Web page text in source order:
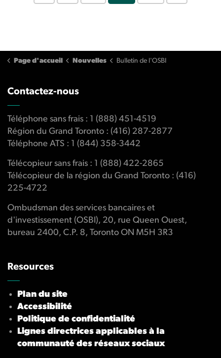
Page d'accueil Nouvelles Bulletin de l'OSBI
Contactez-nous
Téléphone sans frais : 1 (888) 451-4519
Région du Grand Toronto : (416) 287-2877
Téléphone ATS : 1 (844) 358-3442
Télécopieur sans frais : 1 (888) 422-2865
Télécopieur de la région du Grand Toronto : (416)
225-4722
Ombudsman des services bancaires et
d'investissement (OSBI), 20, rue Queen Ouest,
bureau 2400, C.P. 8, Toronto ON M5H 3R3
Resources
Plan du site
Accessibilité
Politique de confidentialité
Lignes directrices applicables à la
communauté des réseaux sociaux